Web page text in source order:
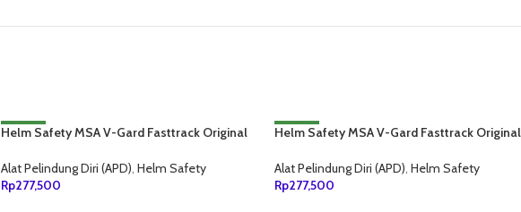
NEW
Helm Safety MSA V-Gard Fasttrack Original
Alat Pelindung Diri (APD), Helm Safety
Rp277,500
NEW
Helm Safety MSA V-Gard Fasttrack Original
Alat Pelindung Diri (APD), Helm Safety
Rp277,500